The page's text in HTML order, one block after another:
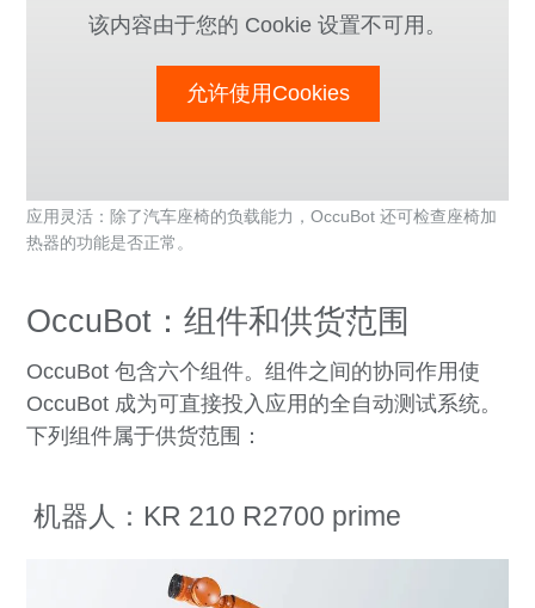
该内容由于您的 Cookie 设置不可用。
允许使用Cookies
应用灵活：除了汽车座椅的负载能力，OccuBot 还可检查座椅加
热器的功能是否正常。
OccuBot：组件和供货范围
OccuBot 包含六个组件。组件之间的协同作用使
OccuBot 成为可直接投入应用的全自动测试系统。
下列组件属于供货范围：
机器人：KR 210 R2700 prime